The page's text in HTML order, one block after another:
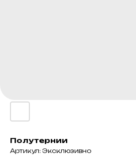
Полутернии
Артикул: Эксклюзивно